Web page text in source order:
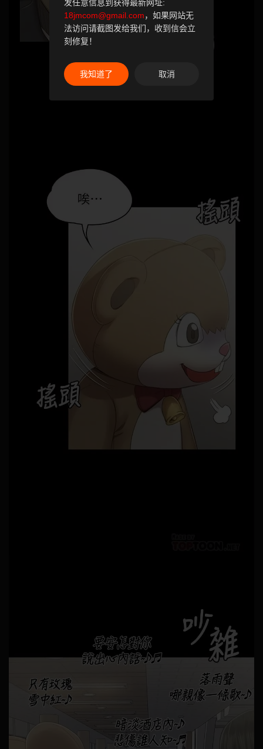
发任意信息到获得最新网址:
18jmcom@gmail.com，如果网站无
法访问请截图发给我们，收到信会立
刻修复！
我知道了 取消